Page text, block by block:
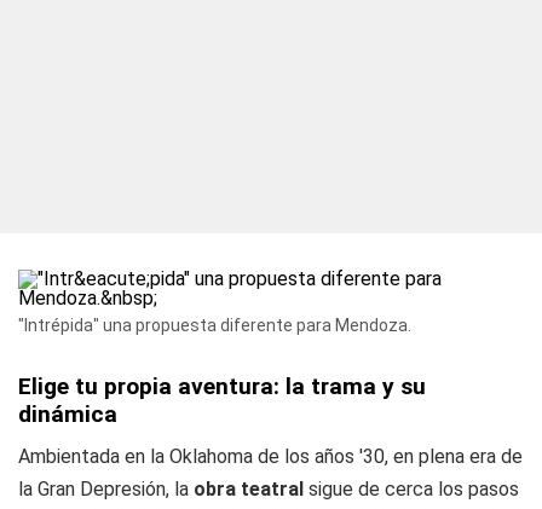
"Intrépida" una propuesta diferente para Mendoza.
Elige tu propia aventura: la trama y su
dinámica
Ambientada en la Oklahoma de los años '30, en plena era de
la Gran Depresión, la obra teatral sigue de cerca los pasos